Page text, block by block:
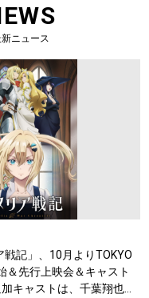
ニュース
記」、10月よりTOKYO
＆先行上映会＆キャスト
キャストは、千葉翔也、